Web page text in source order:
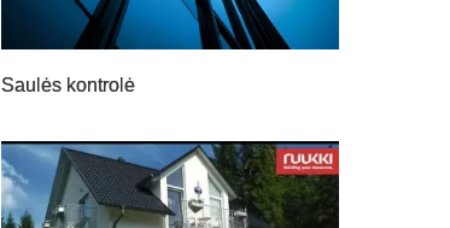
Saulės kontrolė